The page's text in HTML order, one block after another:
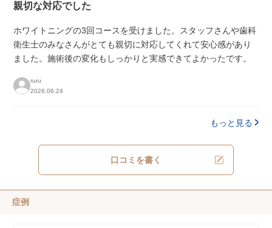
親切な対応でした
ホワイトニングの3回コースを受けました。スタッフさんや歯科
衛生士のみなさんがとても親切に対応してくれて安心感があり
ました。施術後の変化もしっかりと実感できてよかったです。
ruru
2026.06.24
もっと見る
口コミを書く
症例